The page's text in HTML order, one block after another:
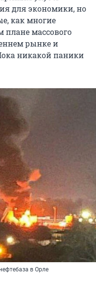
для экономики, но
как многие
плане массового
рынке и
никакой паники
в Орле